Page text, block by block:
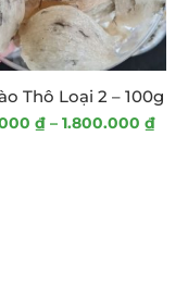
Thô Loại 2 – 100g
₫– 1.800.000 ₫